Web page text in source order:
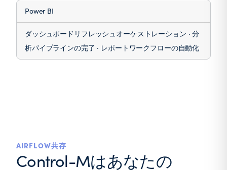
Power BI
ダッシュボードリフレッシュオーケストレーション · 分
析パイプラインの完了 · レポートワークフローの自動化
AIRFLOW共存
Control-Mはあなたの